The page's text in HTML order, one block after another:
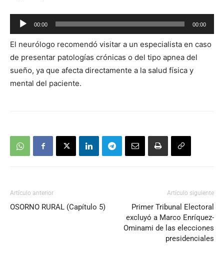
Reproductor
de
audio
00:00 00:00
El neurólogo recomendó visitar a un especialista en caso
de presentar patologías crónicas o del tipo apnea del
sueño, ya que afecta directamente a la salud física y
mental del paciente.
Artículo anterior
OSORNO RURAL (Capítulo 5)
Artículo siguiente
Primer Tribunal Electoral
excluyó a Marco Enríquez-
Ominami de las elecciones
presidenciales